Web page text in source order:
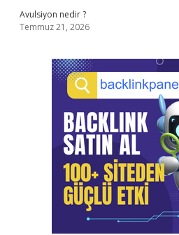
Avulsiyon nedir ?
Temmuz 21, 2026